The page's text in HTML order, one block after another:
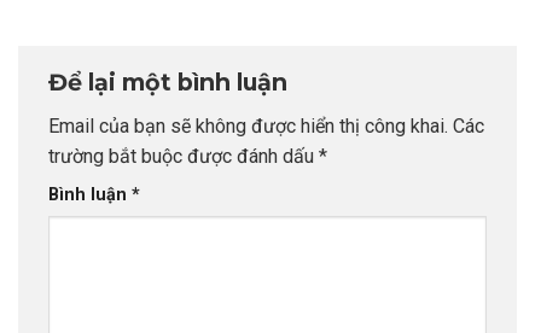
nước Anh
đầu Anh Quốc
Để lại một bình luận
Email của bạn sẽ không được hiển thị công khai. Các
trường bắt buộc được đánh dấu *
Bình luận *